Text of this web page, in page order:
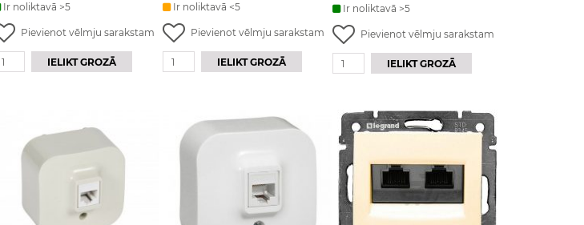
Ir noliktavā >5
Pievienot vēlmju sarakstam
IELIKT GROZĀ
Ir noliktavā <5
Pievienot vēlmju sarakstam
IELIKT GROZĀ
Ir noliktavā >5
Pievienot vēlmju sarakstam
IELIKT GROZĀ